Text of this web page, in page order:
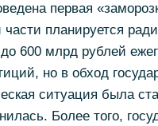
первая
планируется
600 млрд рублей
но в обход
ситуация была
Более того,